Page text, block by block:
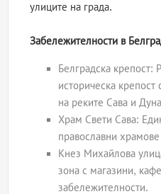
улиците на града.
Забележителности в
Белградска крепост:
историческа
на реките Сава и
Храм Свети Сава:
православни храмове
Кнез Михайлова
зона с магазини,
забележителности.